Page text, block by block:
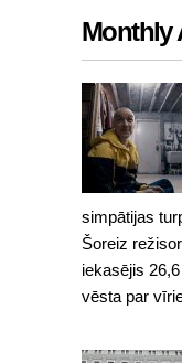
Monthly
simpātijas
Šoreiz
iekasējis
vēsta par